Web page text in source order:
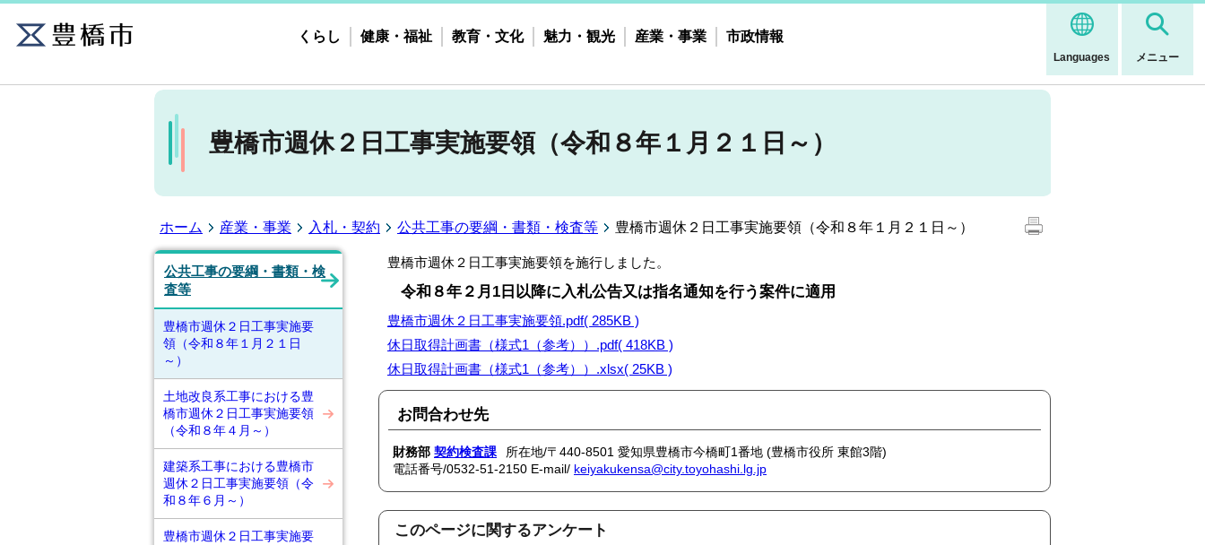
Languages メニュー
くらし 健康・福祉 教育・文化 魅力・観光 産業・事業 市政情報
豊橋市週休２日工事実施要領（令和８年１月２１日～）
ホーム 産業・事業 入札・契約 公共工事の要綱・書類・検査等 豊橋市週休２日工事実施要領（令和８年１月２１日～）
公共工事の要綱・書類・検
査等
豊橋市週休２日工事実施要
領（令和８年１月２１日
～）
土地改良系工事における豊
橋市週休２日工事実施要領
（令和８年４月～）
建築系工事における豊橋市
週休２日工事実施要領（令
和８年６月～）
豊橋市週休２日工事実施要
豊橋市週休２日工事実施要領を施行しました。
令和８年２月1日以降に入札公告又は指名通知を行う案件に適用
豊橋市週休２日工事実施要領.pdf( 285KB )
休日取得計画書（様式1（参考））.pdf( 418KB )
休日取得計画書（様式1（参考））.xlsx( 25KB )
お問合わせ先
財務部 契約検査課
所在地/〒440-8501 愛知県豊橋市今橋町1番地 (豊橋市役所 東館3階)
電話番号/0532-51-2150 E-mail/ keiyakukensa@city.toyohashi.lg.jp
このページに関するアンケート